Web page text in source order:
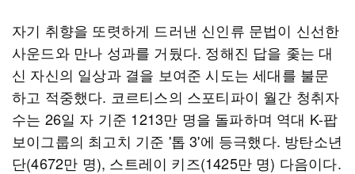
자기 취향을 또렷하게 드러낸 신인류 문법이 신선한
사운드와 만나 성과를 거뒀다. 정해진 답을 좇는 대
신 자신의 일상과 결을 보여준 시도는 세대를 불문
하고 적중했다. 코르티스의 스포티파이 월간 청취자
수는 26일 자 기준 1213만 명을 돌파하며 역대 K-팝
보이그룹의 최고치 기준 '톱 3'에 등극했다. 방탄소년
단(4672만 명), 스트레이 키즈(1425만 명) 다음이다.